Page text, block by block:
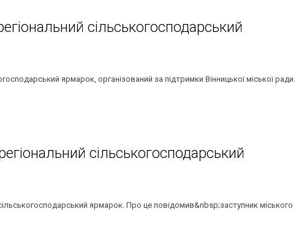
сільськогосподарський
ярмарок, організований за підтримки Вінницької міської ради.
сільськогосподарський
ярмарок. Про це повідомив&nbsp;заступник міського